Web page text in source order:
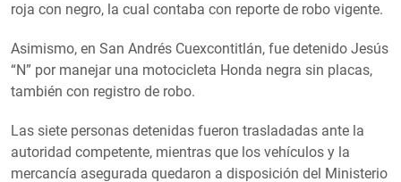
roja con negro, la cual contaba con reporte de robo vigente.
Asimismo, en San Andrés Cuexcontitlán, fue detenido Jesús
“N” por manejar una motocicleta Honda negra sin placas,
también con registro de robo.
Las siete personas detenidas fueron trasladadas ante la
autoridad competente, mientras que los vehículos y la
mercancía asegurada quedaron a disposición del Ministerio